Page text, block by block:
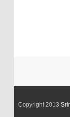
Copyright 2013